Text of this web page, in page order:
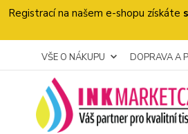
Registrací na našem e-shopu získáte
VŠE O NÁKUPU DOPRAVA A